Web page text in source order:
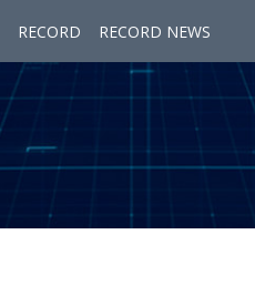
RECORD RECORD NEWS